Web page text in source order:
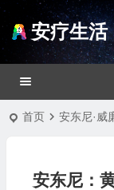
安疗生活
首页 安东尼·威
安东尼：